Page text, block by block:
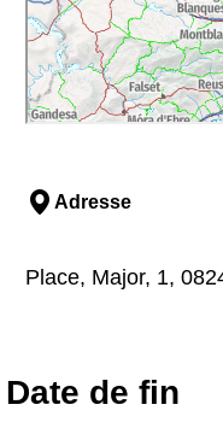
Adresse
Place, Major, 1,
Date de fin